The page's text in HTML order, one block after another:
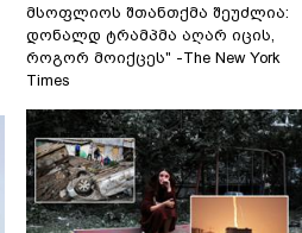
მსოფლიოს შთანთქმა შეუძლია:
დონალდ ტრამპმა აღარ იცის,
როგორ მოიქცეს" -The New York
Times